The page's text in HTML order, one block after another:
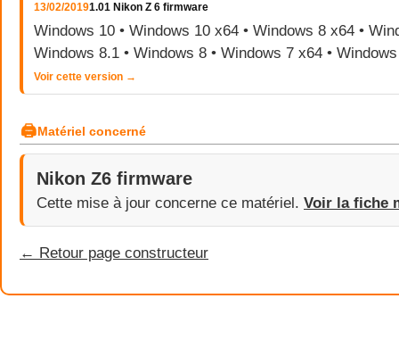
13/02/20191.01 Nikon Z 6 firmware
Windows 10 • Windows 10 x64 • Windows 8 x64 •
Windows 8.1 • Windows 8 • Windows 7 x64 •
Voir cette version →
🖨Matériel concerné
Nikon Z6 firmware
Cette mise à jour concerne ce matériel. Voir la fiche
← Retour page constructeur